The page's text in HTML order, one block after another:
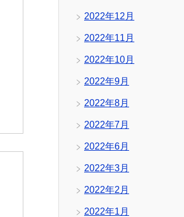
2022年12月
2022年11月
2022年10月
2022年9月
2022年8月
2022年7月
2022年6月
2022年3月
2022年2月
2022年1月